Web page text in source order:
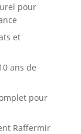
pour
et
ans de
pour
Raffermir